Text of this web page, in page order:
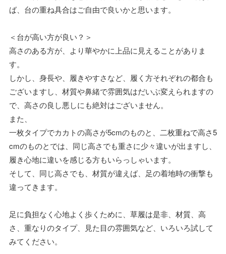
ば、台の重ね具合はご自由で良いかと思います。
＜台が高い方が良い？＞
高さのある方が、より華やかに上品に見えることがありま
す。
しかし、身長や、履きやすさなど、履く方それぞれの都合も
ございますし、材質や鼻緒で雰囲気はだいぶ変えられますの
で、高さの良し悪しにも絶対はございません。
また、
一枚タイプでカカトの高さが5cmのものと、二枚重ねで高さ5
cmのものとでは、同じ高さでも重さに少々違いが出ますし、
履き心地に違いを感じる方もいらっしゃいます。
そして、同じ高さでも、材質が違えば、足の着地時の衝撃も
違ってきます。
足に負担なく心地よく歩くために、草履は是非、材質、高
さ、重なりのタイプ、見た目の雰囲気など、いろいろ試して
みてください。